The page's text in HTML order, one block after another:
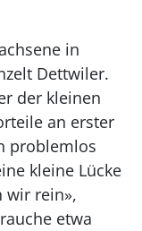
in
Dettwiler.
der kleinen
an erster
problemlos
kleine Lücke
wir rein»,
etwa